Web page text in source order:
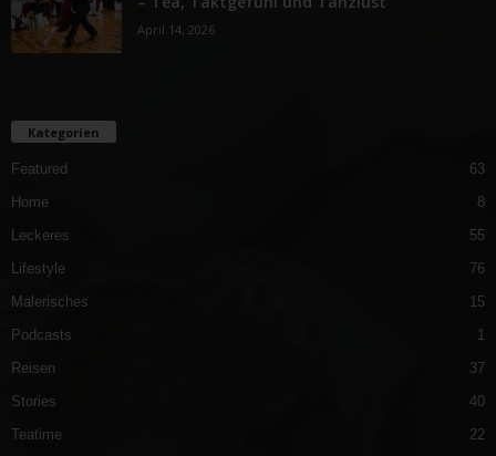
April 14, 2026
Kategorien
Featured
63
Home
8
Leckeres
55
Lifestyle
76
Malerisches
15
Podcasts
1
Reisen
37
Stories
40
Teatime
22